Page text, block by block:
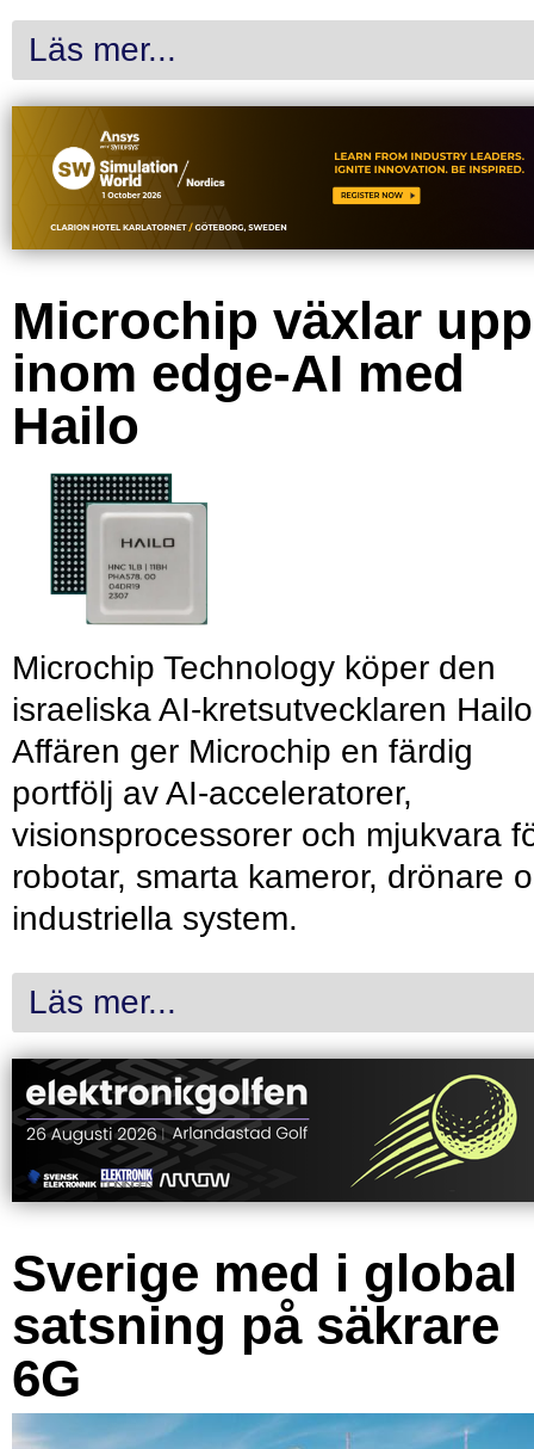
Läs mer...
Microchip växlar upp
inom edge-AI med
Hailo
Microchip Technology köper den
israeliska AI-kretsutvecklaren
Affären ger Microchip en färdig
portfölj av AI-acceleratorer,
visionsprocessorer och mjukvara
robotar, smarta kameror, drönare
industriella system.
Läs mer...
Sverige med i global
satsning på säkrare
6G